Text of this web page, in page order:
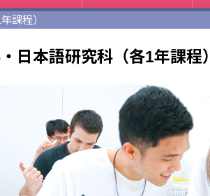
課程）
日本語研究科（各1年課程）